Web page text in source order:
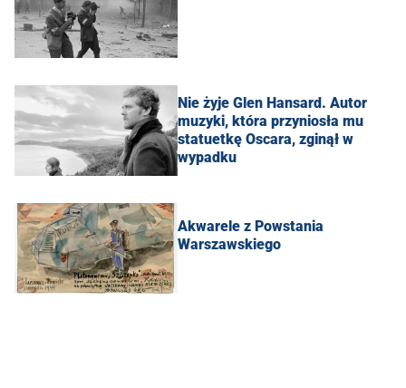
Nie żyje Glen Hansard. Autor
muzyki, która przyniosła mu
statuetkę Oscara, zginął w
wypadku
Akwarele z Powstania
Warszawskiego